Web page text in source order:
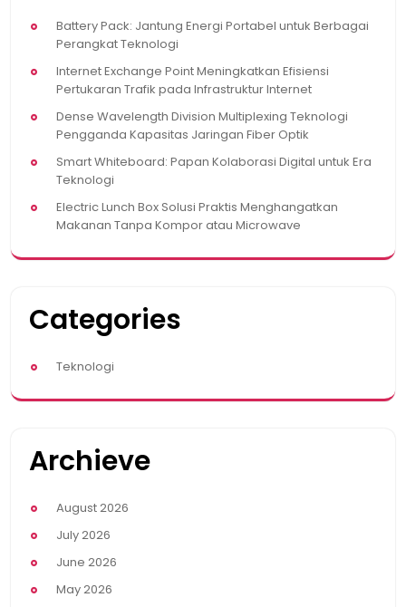
Battery Pack: Jantung Energi Portabel untuk Berbagai
Perangkat Teknologi
Internet Exchange Point Meningkatkan Efisiensi
Pertukaran Trafik pada Infrastruktur Internet
Dense Wavelength Division Multiplexing Teknologi
Pengganda Kapasitas Jaringan Fiber Optik
Smart Whiteboard: Papan Kolaborasi Digital untuk Era
Teknologi
Electric Lunch Box Solusi Praktis Menghangatkan
Makanan Tanpa Kompor atau Microwave
Categories
Teknologi
Archieve
August 2026
July 2026
June 2026
May 2026